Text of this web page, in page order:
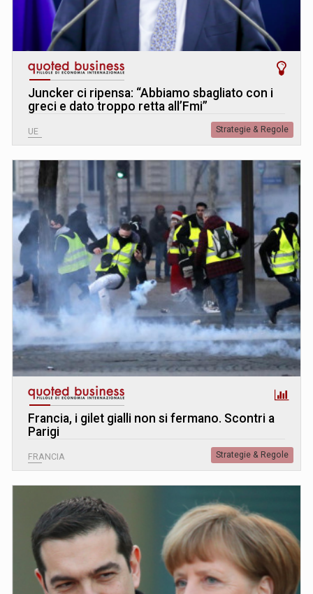
Juncker ci ripensa: “Abbiamo sbagliato con i
greci e dato troppo retta all’Fmi”
UE Strategie & Regole
Francia, i gilet gialli non si fermano. Scontri a
Parigi
FRANCIA Strategie & Regole